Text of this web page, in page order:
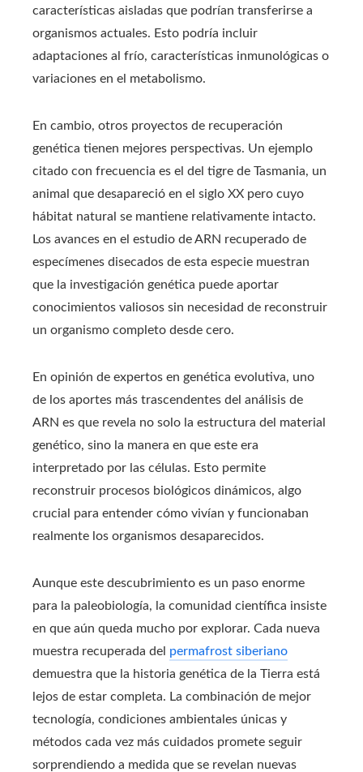
características aisladas que podrían transferirse a
organismos actuales. Esto podría incluir
adaptaciones al frío, características inmunológicas o
variaciones en el metabolismo.
En cambio, otros proyectos de recuperación
genética tienen mejores perspectivas. Un ejemplo
citado con frecuencia es el del tigre de Tasmania, un
animal que desapareció en el siglo XX pero cuyo
hábitat natural se mantiene relativamente intacto.
Los avances en el estudio de ARN recuperado de
especímenes disecados de esta especie muestran
que la investigación genética puede aportar
conocimientos valiosos sin necesidad de reconstruir
un organismo completo desde cero.
En opinión de expertos en genética evolutiva, uno
de los aportes más trascendentes del análisis de
ARN es que revela no solo la estructura del material
genético, sino la manera en que este era
interpretado por las células. Esto permite
reconstruir procesos biológicos dinámicos, algo
crucial para entender cómo vivían y funcionaban
realmente los organismos desaparecidos.
Aunque este descubrimiento es un paso enorme
para la paleobiología, la comunidad científica insiste
en que aún queda mucho por explorar. Cada nueva
muestra recuperada del permafrost siberiano
demuestra que la historia genética de la Tierra está
lejos de estar completa. La combinación de mejor
tecnología, condiciones ambientales únicas y
métodos cada vez más cuidados promete seguir
sorprendiendo a medida que se revelan nuevas